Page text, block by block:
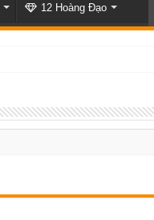
12 Hoàng Đạo